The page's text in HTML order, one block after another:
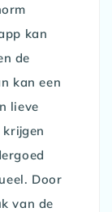
kan
de
kan een
lieve
Door
van de